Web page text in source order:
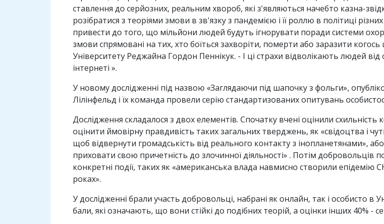
ставлення до серйозних, реальним хвороб, які з'являються начебто казна-
розібратися з теоріями змови в зв'язку з пандемією і її роллю в політиці
привести до того, що мільйони людей будуть ігнорувати поради системи
змови спрямовані на тих, хто боїться захворіти, померти або заразити
Університету Реджайна Гордон Пеннікук. - І ці страхи відволікають людей
інтернеті ».
У новому дослідженні під назвою «Заглядаючи під шапочку з фольги»,
Лілінфельд і їх команда провели серію стандартизованих опитувань
Дослідження складалося з двох елементів. Спочатку вчені оцінили
оцінити ймовірну правдивість таких загальних тверджень, як «свідоцтва і
щоб відвернути громадськість від реального контакту з інопланетянами»,
приховати свою причетність до злочинної діяльності» . Потім
конкретні події, таких як «американська влада навмисно створили епідемію
роках».
У дослідженні брали участь добровольці, набрані як онлайн, так і особисто в
бали, які означають, що вони стійкі до подібних теорій, а оцінки інших 40% -